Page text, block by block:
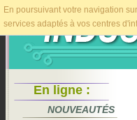
En poursuivant votre navigation
services adaptés à vos centres
En ligne :
NOUVEAUTÉS